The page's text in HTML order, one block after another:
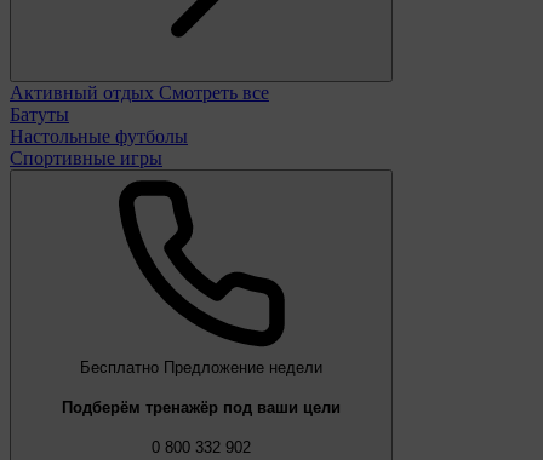
Активный отдых Смотреть все
Батуты
Настольные футболы
Спортивные игры
Бесплатно Предложение недели
Подберём тренажёр под ваши цели
0 800 332 902